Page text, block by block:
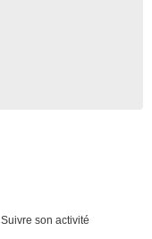
Suivre son activité